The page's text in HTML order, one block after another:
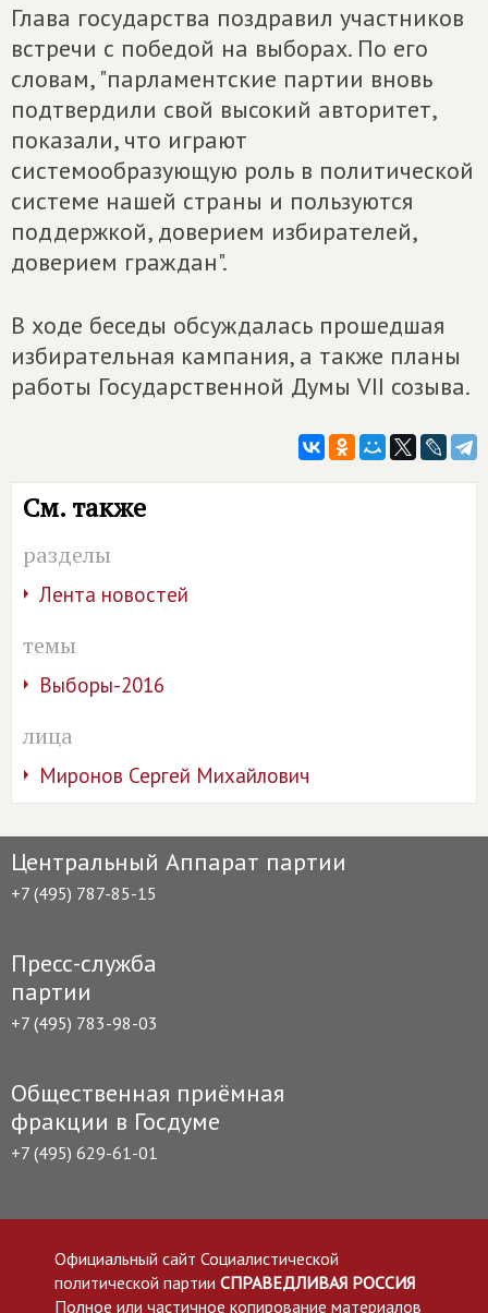
Глава государства поздравил участников
встречи с победой на выборах. По его
словам, "парламентские партии вновь
подтвердили свой высокий авторитет,
показали, что играют
системообразующую роль в политической
системе нашей страны и пользуются
поддержкой, доверием избирателей,
доверием граждан".
В ходе беседы обсуждалась прошедшая
избирательная кампания, а также планы
работы Государственной Думы VII созыва.
См. также
разделы
Лента новостей
темы
Выборы-2016
лица
Миронов Сергей Михайлович
Центральный Аппарат партии
+7 (495) 787-85-15
Пресс-служба
партии
+7 (495) 783-98-03
Общественная приёмная
фракции в Госдуме
+7 (495) 629-61-01
Официальный сайт Социалистической
политической партии СПРАВЕДЛИВАЯ РОССИЯ
Полное или частичное копирование материалов